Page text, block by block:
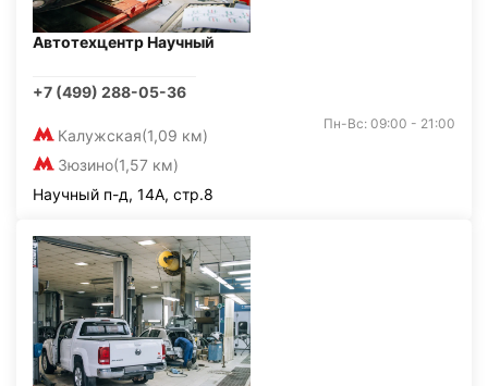
Автотехцентр Научный
+7 (499) 288-05-36
Калужская(1,09 км)
Зюзино(1,57 км)
Пн-Вс: 09:00 - 21:00
Научный п-д, 14А, стр.8